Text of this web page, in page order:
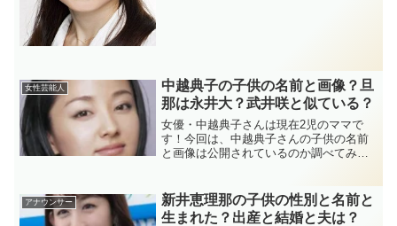
女性芸能人
中越典子の子供の名前と画像？旦
那は永井大？武井咲と似ている？
女優・中越典子さんは現在2児のママで
す！今回は、中越典子さんの子供の名前
と画像は公開されているのか調べてみま
さんが似ているとの噂についても検証し
てみました。
アナウンサー
新井恵理那の子供の性別と名前と
生まれた？出産と結婚と夫は？